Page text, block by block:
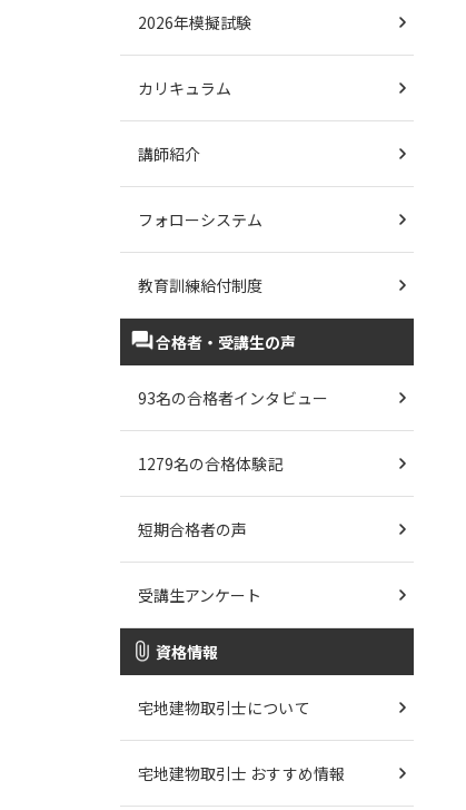
2026年模擬試験
カリキュラム
講師紹介
フォローシステム
教育訓練給付制度
合格者・受講生の声
93名の合格者インタビュー
1279名の合格体験記
短期合格者の声
受講生アンケート
資格情報
宅地建物取引士について
宅地建物取引士 おすすめ情報